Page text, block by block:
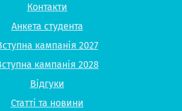
Контакти
Анкета студента
кампанія 2027
кампанія 2028
Відгуки
Статті та новини